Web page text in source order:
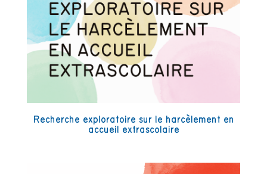
Recherche exploratoire sur le harcèlement en
accueil extrascolaire